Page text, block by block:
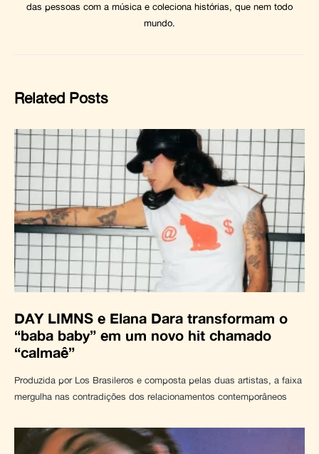
das pessoas com a música e coleciona histórias, que nem todo
mundo.
Related Posts
DAY LIMNS e Elana Dara transformam o
“baba baby” em um novo hit chamado
“calmaê”
Produzida por Los Brasileros e composta pelas duas artistas, a faixa
mergulha nas contradições dos relacionamentos contemporâneos